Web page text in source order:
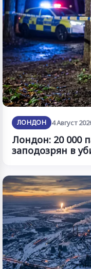
ЛОНДОН 4 Август
Лондон: 20 000
заподозрян в